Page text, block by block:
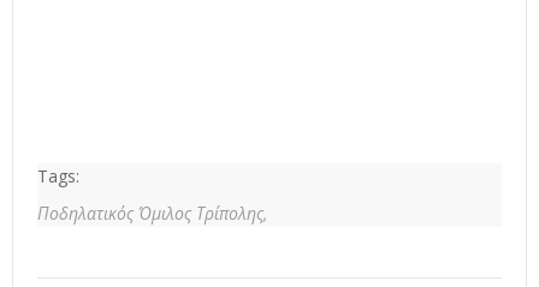
Tags:
Ποδηλατικός Όμιλος Τρίπολης,